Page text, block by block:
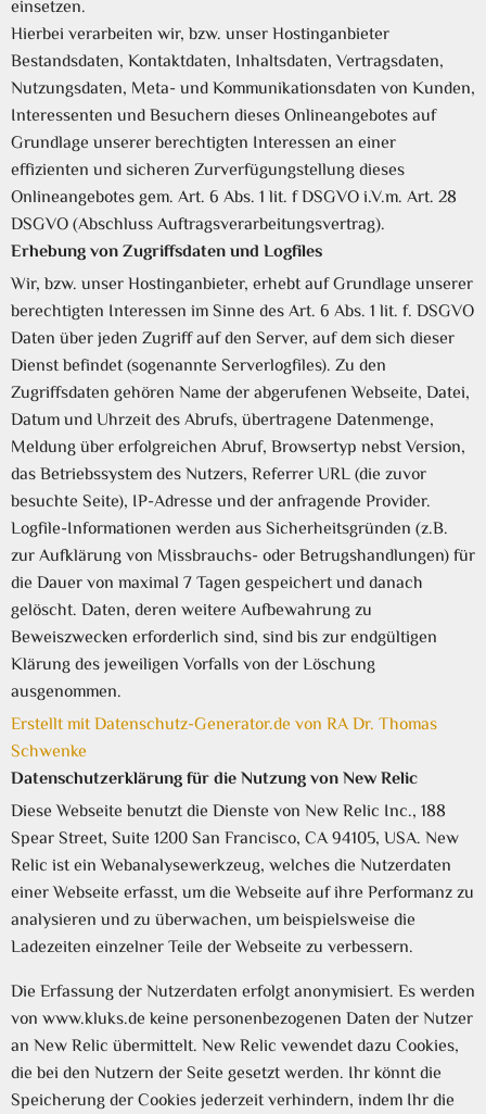
einsetzen.
Hierbei verarbeiten wir, bzw. unser Hostinganbieter
Bestandsdaten, Kontaktdaten, Inhaltsdaten, Vertragsdaten,
Nutzungsdaten, Meta- und Kommunikationsdaten von Kunden,
Interessenten und Besuchern dieses Onlineangebotes auf
Grundlage unserer berechtigten Interessen an einer
effizienten und sicheren Zurverfügungstellung dieses
Onlineangebotes gem. Art. 6 Abs. 1 lit. f DSGVO i.V.m. Art. 28
DSGVO (Abschluss Auftragsverarbeitungsvertrag).
Erhebung von Zugriffsdaten und Logfiles
Wir, bzw. unser Hostinganbieter, erhebt auf Grundlage unserer
berechtigten Interessen im Sinne des Art. 6 Abs. 1 lit. f. DSGVO
Daten über jeden Zugriff auf den Server, auf dem sich dieser
Dienst befindet (sogenannte Serverlogfiles). Zu den
Zugriffsdaten gehören Name der abgerufenen Webseite, Datei,
Datum und Uhrzeit des Abrufs, übertragene Datenmenge,
Meldung über erfolgreichen Abruf, Browsertyp nebst Version,
das Betriebssystem des Nutzers, Referrer URL (die zuvor
besuchte Seite), IP-Adresse und der anfragende Provider.
Logfile-Informationen werden aus Sicherheitsgründen (z.B.
zur Aufklärung von Missbrauchs- oder Betrugshandlungen) für
die Dauer von maximal 7 Tagen gespeichert und danach
gelöscht. Daten, deren weitere Aufbewahrung zu
Beweiszwecken erforderlich sind, sind bis zur endgültigen
Klärung des jeweiligen Vorfalls von der Löschung
ausgenommen.
Erstellt mit Datenschutz-Generator.de von RA Dr. Thomas
Schwenke
Datenschutzerklärung für die Nutzung von New Relic
Diese Webseite benutzt die Dienste von New Relic Inc., 188
Spear Street, Suite 1200 San Francisco, CA 94105, USA. New
Relic ist ein Webanalysewerkzeug, welches die Nutzerdaten
einer Webseite erfasst, um die Webseite auf ihre Performanz zu
analysieren und zu überwachen, um beispielsweise die
Ladezeiten einzelner Teile der Webseite zu verbessern.
Die Erfassung der Nutzerdaten erfolgt anonymisiert. Es werden
von www.kluks.de keine personenbezogenen Daten der Nutzer
an New Relic übermittelt. New Relic vewendet dazu Cookies,
die bei den Nutzern der Seite gesetzt werden. Ihr könnt die
Speicherung der Cookies jederzeit verhindern, indem Ihr die